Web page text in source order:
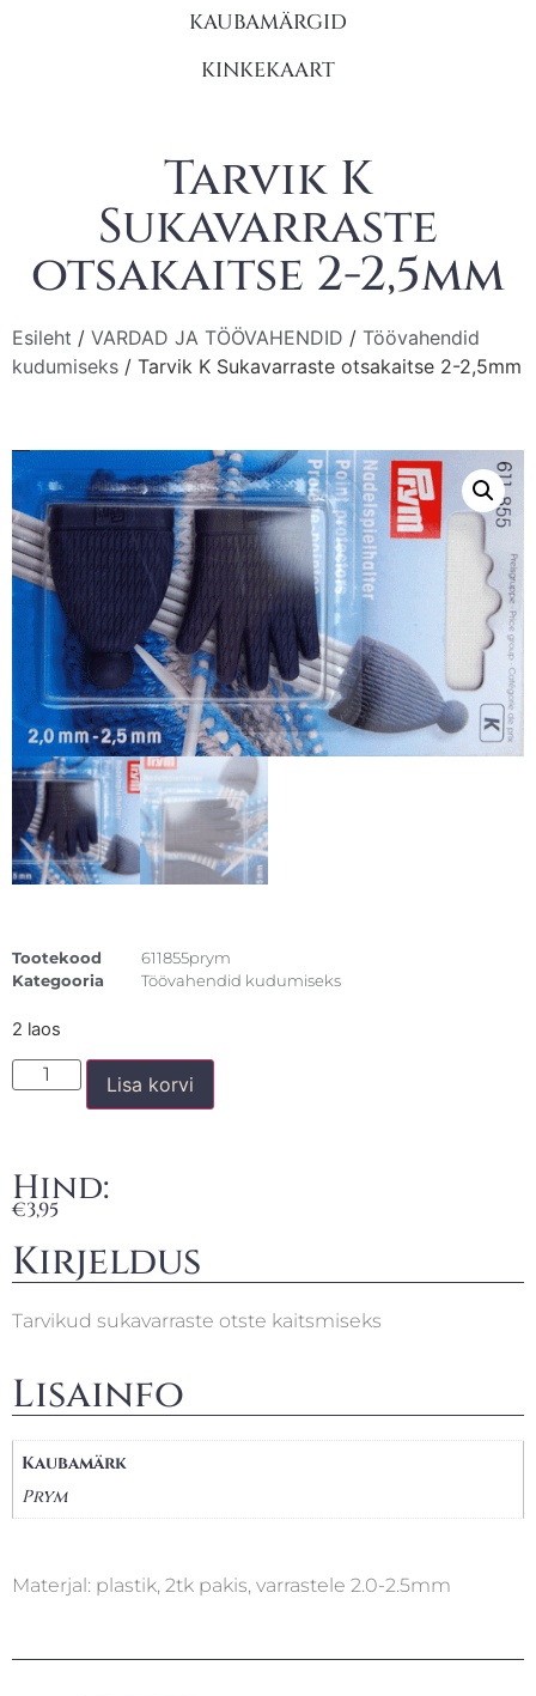
KAUBAMÄRGID
KINKEKAART
Tarvik K
Sukavarraste
otsakaitse 2-2,5mm
Esileht / VARDAD JA TÖÖVAHENDID / Töövahendid
kudumiseks / Tarvik K Sukavarraste otsakaitse 2-2,5mm
Tootekood
611855prym
Kategooria
Töövahendid kudumiseks
2 laos
Lisa korvi
Hind:
€3,95
Kirjeldus
Tarvikud sukavarraste otste kaitsmiseks
Lisainfo
Kaubamärk
Prym
Materjal: plastik, 2tk pakis, varrastele 2.0-2.5mm